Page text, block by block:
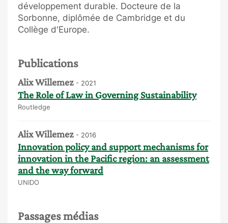
développement durable. Docteure de la
Sorbonne, diplômée de Cambridge et du
Collège d'Europe.
Publications
Alix Willemez - 2021
The Role of Law in Governing Sustainability
Routledge
Alix Willemez - 2016
Innovation policy and support mechanisms for
innovation in the Pacific region: an assessment
and the way forward
UNIDO
Passages médias